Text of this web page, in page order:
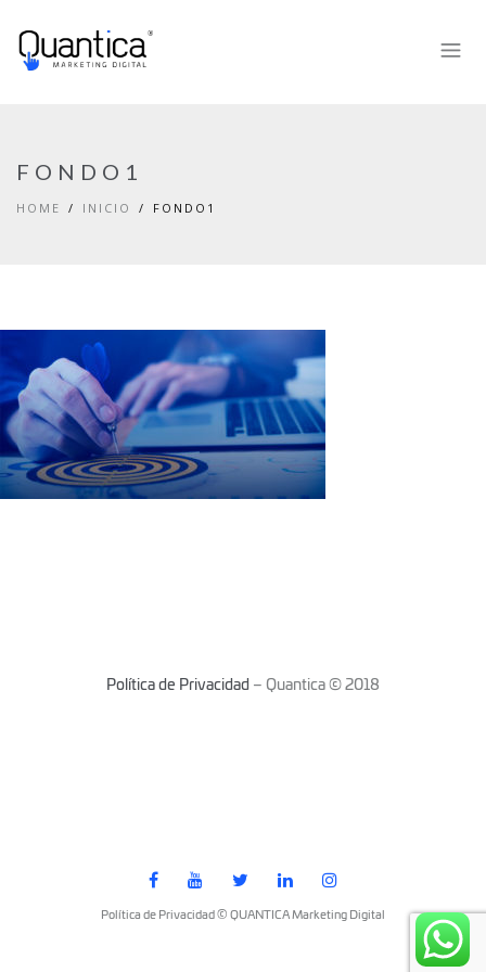
FONDO1
HOME INICIO FONDO1
Política de Privacidad – Quantica © 2018
Política de Privacidad © QUANTICA Marketing Digital